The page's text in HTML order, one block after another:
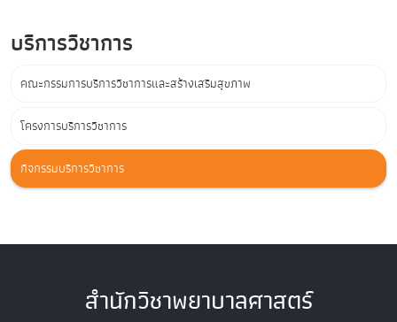
บริการวิชาการ
คณะกรรมการบริการวิชาการและสร้างเสริมสุขภาพ
โครงการบริการวิชาการ
กิจกรรมบริการวิชาการ
สำนักวิชาพยาบาลศาสตร์